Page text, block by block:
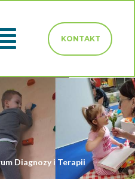
KONTAKT
Diagnozy i Terapii